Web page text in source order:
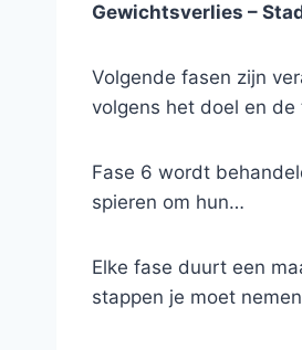
Gewichtsverlies –
Volgende fasen zijn
volgens het doel en
Fase 6 wordt
spieren om hun…
Elke fase duurt een
stappen je moet